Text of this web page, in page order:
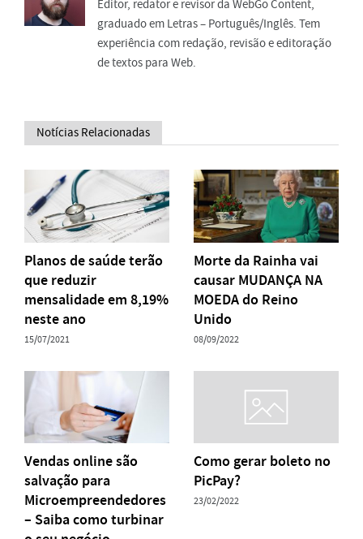
Editor, redator e revisor da WebGo Content,
graduado em Letras – Português/Inglês. Tem
experiência com redação, revisão e editoração
de textos para Web.
Notícias Relacionadas
Planos de saúde terão
que reduzir
mensalidade em 8,19%
neste ano
15/07/2021
Morte da Rainha vai
causar MUDANÇA NA
MOEDA do Reino
Unido
08/09/2022
Vendas online são
salvação para
Microempreendedores
– Saiba como turbinar
Como gerar boleto no
PicPay?
23/02/2022